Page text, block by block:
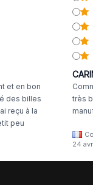
et en bon
des billes
reçu à la
peu
très
24